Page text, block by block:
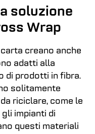
soluzione
Wrap
creano anche
adatti alla
di prodotti in fibra.
solitamente
riciclare, come le
impianti di
questi materiali